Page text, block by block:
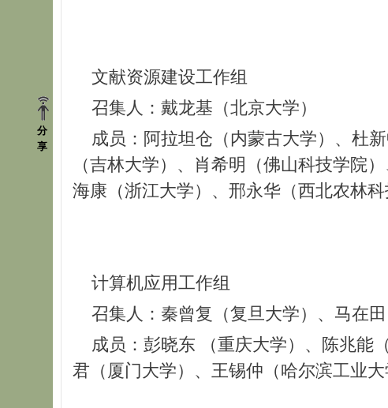
分
享
文献资源建设工作组
召集人：戴龙基（北京大学）
成员：阿拉坦仓（内蒙古大学）、杜
（吉林大学）、肖希明（佛山科技学院
海康（浙江大学）、邢永华（西北农林科
计算机应用工作组
召集人：秦曾复（复旦大学）、马在田
成员：彭晓东 （重庆大学）、陈兆能
君（厦门大学）、王锡仲（哈尔滨工业